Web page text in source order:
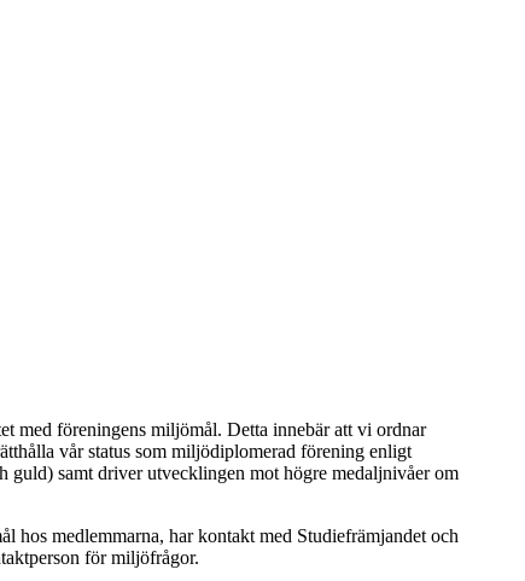
med föreningens miljömål. Detta innebär att vi ordnar
vår status som miljödiplomerad förening enligt
samt driver utvecklingen mot högre medaljnivåer om
hos medlemmarna, har kontakt med Studiefrämjandet och
för miljöfrågor.